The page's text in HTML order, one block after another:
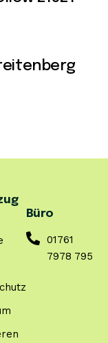
Büro
01761
7978 795